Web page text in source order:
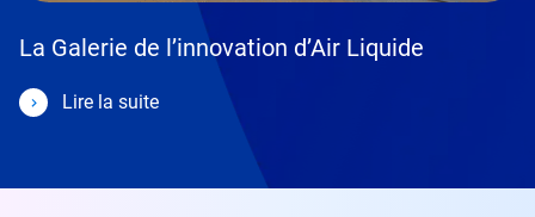
La Galerie de l’innovation d’Air Liquide
Lire la suite